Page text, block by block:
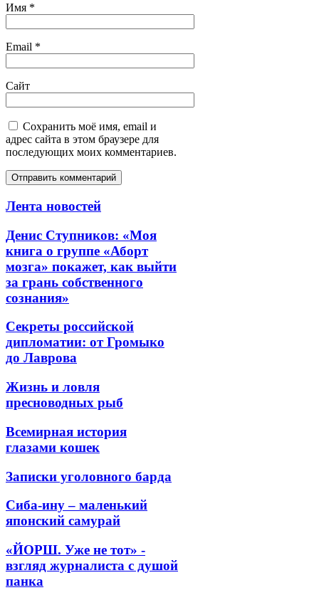
Имя *
Email *
Сайт
Сохранить моё имя, email и
адрес сайта в этом браузере для
последующих моих комментариев.
Лента новостей
Денис Ступников: «Моя
книга о группе «Аборт
мозга» покажет, как выйти
за грань собственного
сознания»
Секреты российской
дипломатии: от Громыко
до Лаврова
Жизнь и ловля
пресноводных рыб
Всемирная история
глазами кошек
Записки уголовного барда
Сиба-ину – маленький
японский самурай
«ЙОРШ. Уже не тот» -
взгляд журналиста с душой
панка